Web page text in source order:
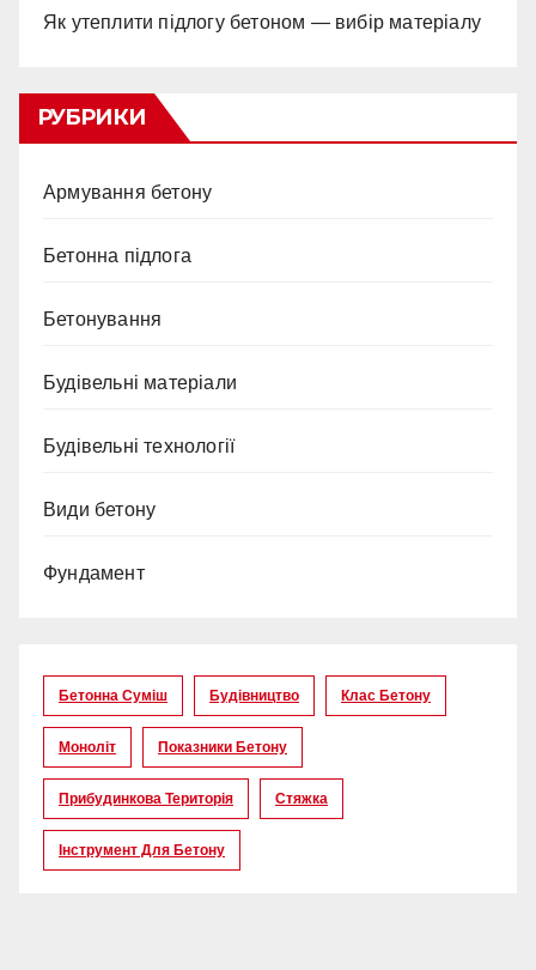
Як утеплити підлогу бетоном — вибір матеріалу
РУБРИКИ
Армування бетону
Бетонна підлога
Бетонування
Будівельні матеріали
Будівельні технології
Види бетону
Фундамент
Бетонна Суміш Будівництво Клас Бетону
Моноліт Показники Бетону
Прибудинкова Територія Стяжка
Інструмент Для Бетону